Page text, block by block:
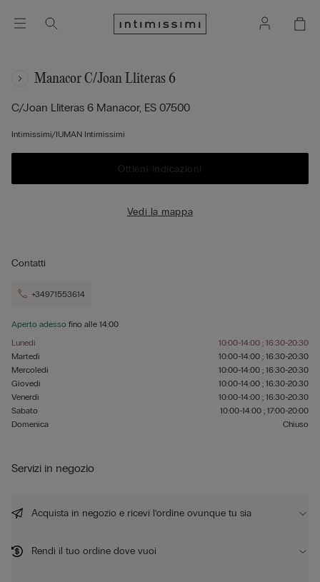
Manacor C/joan Lliteras 6
C/joan Lliteras 6 Manacor, ES 07500
Intimissimi/IUMAN Intimissimi
Ottieni indicazioni
Vedi la mappa
Contatti
+34971553614
Aperto adesso fino alle 14:00
Lunedì
10:00-14:00 ; 16:30-20:30
Martedì
10:00-14:00 ; 16:30-20:30
Mercoledì
10:00-14:00 ; 16:30-20:30
Giovedì
10:00-14:00 ; 16:30-20:30
Venerdì
10:00-14:00 ; 16:30-20:30
Sabato
10:00-14:00 ; 17:00-20:00
Domenica
Chiuso
Servizi in negozio
Acquista in negozio e ricevi l’ordine ovunque tu sia
Rendi il tuo ordine dove vuoi